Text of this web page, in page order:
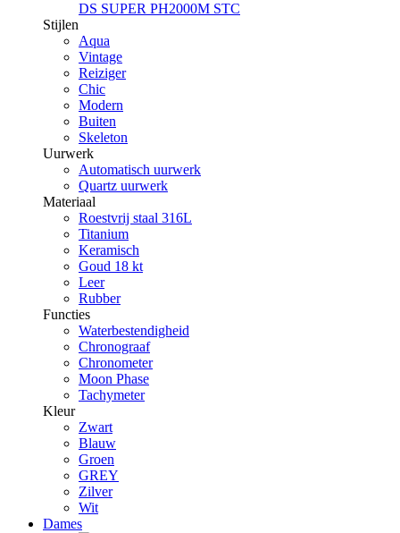
DS SUPER PH2000M STC
Stijlen
Aqua
Vintage
Reiziger
Chic
Modern
Buiten
Skeleton
Uurwerk
Automatisch uurwerk
Quartz uurwerk
Materiaal
Roestvrij staal 316L
Titanium
Keramisch
Goud 18 kt
Leer
Rubber
Functies
Waterbestendigheid
Chronograaf
Chronometer
Moon Phase
Tachymeter
Kleur
Zwart
Blauw
Groen
GREY
Zilver
Wit
Dames